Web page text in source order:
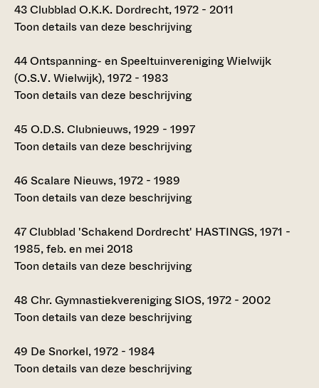
43Clubblad O.K.K. Dordrecht, 1972 - 2011
Toon details van deze beschrijving
44Ontspanning- en Speeltuinvereniging Wielwijk
(O.S.V. Wielwijk), 1972 - 1983
Toon details van deze beschrijving
45 O.D.S. Clubnieuws, 1929 - 1997
Toon details van deze beschrijving
46 Scalare Nieuws, 1972 - 1989
Toon details van deze beschrijving
47Clubblad 'Schakend Dordrecht' HASTINGS, 1971 -
1985, feb. en mei 2018
Toon details van deze beschrijving
48 Chr. Gymnastiekvereniging SIOS, 1972 - 2002
Toon details van deze beschrijving
49 De Snorkel, 1972 - 1984
Toon details van deze beschrijving